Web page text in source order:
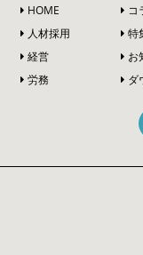
HOME
人材採用
経営
労務
コ
特
お
ダ